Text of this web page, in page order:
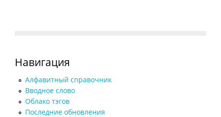
Навигация
Алфавитный справочник
Вводное слово
Облако тэгов
Последние обновления